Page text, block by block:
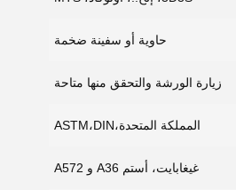
حاوية أو سفينة ضخمة
زيارة الورشة والتحقق منها متاحة
المملكة المتحدة،ASTM،DIN
غيغابايت، أستم A36 و A572